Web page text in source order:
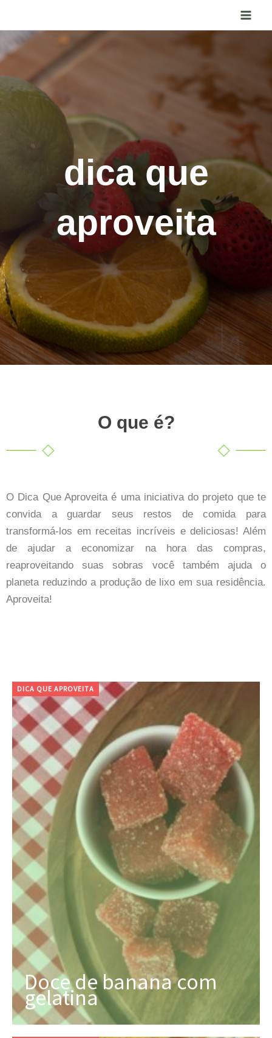
conteúdo
dica que
aproveita
O que é?
O Dica Que Aproveita é uma iniciativa do projeto que te
convida a guardar seus restos de comida para
transformá-los em receitas incríveis e deliciosas! Além
de ajudar a economizar na hora das compras,
reaproveitando suas sobras você também ajuda o
planeta reduzindo a produção de lixo em sua residência.
Aproveita!
DICA QUE APROVEITA
Doce de banana com
gelatina